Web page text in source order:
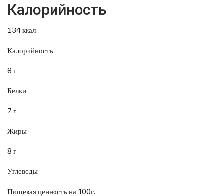
Калорийность
134 ккал
Калорийность
8 г
Белки
7 г
Жиры
8 г
Углеводы
Пищевая ценность на 100г.